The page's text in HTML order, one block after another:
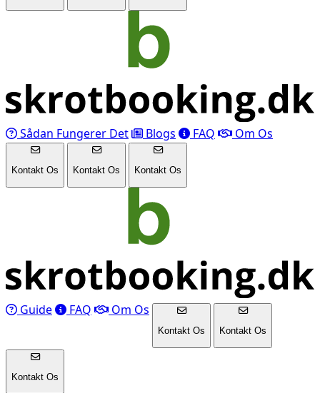
Sådan Fungerer Det Blogs FAQ Om Os
Kontakt Os Kontakt Os Kontakt Os
Guide FAQ Om Os
Kontakt Os Kontakt Os
Kontakt Os